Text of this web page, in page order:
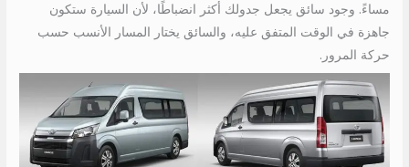
مساءً. وجود سائق يجعل جدولك أكثر انضباطًا، لأن السيارة ستكون
جاهزة في الوقت المتفق عليه، والسائق يختار المسار الأنسب حسب
حركة المرور.